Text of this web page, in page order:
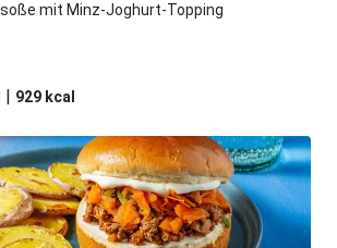
mit Minz-Joghurt-Topping
| 929 kcal